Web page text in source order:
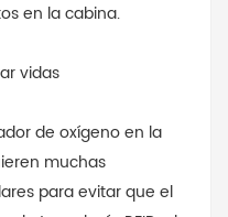
en la cabina.
vidas
de oxígeno en la
muchas
para evitar que el